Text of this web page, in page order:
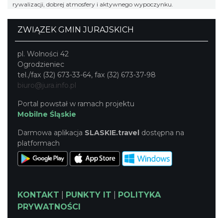
rywalizacji, dobrej atmosfery i aktywnego wypoczynku.
ZWIĄZEK GMIN JURAJSKICH
pl. Wolności 42
Ogrodzieniec
tel./fax (32) 673-33-64, fax (32) 673-37-98
biuro@jura.info.pl
Portal powstał w ramach projektu
Mobilne Śląskie
Darmowa aplikacja SLASKIE.travel dostępna na
platformach
KONTAKT PUNKTY IT
POLITYKA
PRYWATNOŚCI